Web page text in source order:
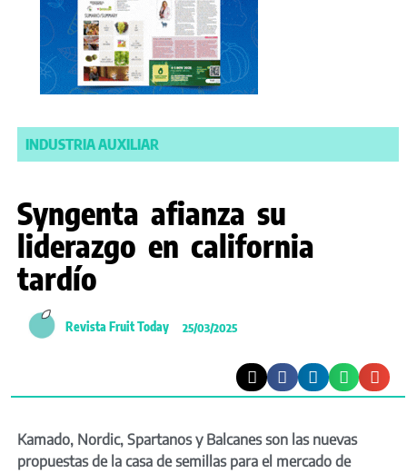
INDUSTRIA AUXILIAR
Syngenta afianza su
liderazgo en california
tardío
Revista Fruit Today 25/03/2025
Kamado, Nordic, Spartanos y Balcanes son las nuevas
propuestas de la casa de semillas para el mercado de